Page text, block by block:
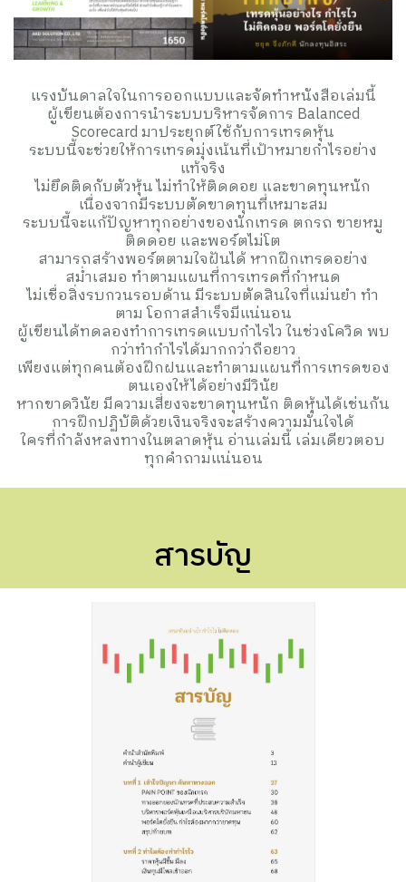
แรงบันดาลใจในการออกแบบและจัดทำหนังสือเล่มนี้
ผู้เขียนต้องการนำระบบบริหารจัดการ Balanced
Scorecard มาประยุกต์ใช้กับการเทรดหุ้น
ระบบนี้จะช่วยให้การเทรดมุ่งเน้นที่เป้าหมายกำไรอย่าง
แท้จริง
ไม่ยึดติดกับตัวหุ้น ไม่ทำให้ติดดอย และขาดทุนหนัก
เนื่องจากมีระบบตัดขาดทุนที่เหมาะสม
ระบบนี้จะแก้ปัญหาทุกอย่างของนักเทรด ตกรถ ขายหมู
ติดดอย และพอร์ตไม่โต
สามารถสร้างพอร์ตตามใจฝันได้ หากฝึกเทรดอย่าง
สม่ำเสมอ ทำตามแผนที่การเทรดที่กำหนด
ไม่เชื่อสิ่งรบกวนรอบด้าน มีระบบตัดสินใจที่แม่นยำ ทำ
ตาม โอกาสสำเร็จมีแน่นอน
ผู้เขียนได้ทดลองทำการเทรดแบบกำไรไว ในช่วงโควิด พบ
กว่าทำกำไรได้มากกว่าถือยาว
เพียงแต่ทุกคนต้องฝึกฝนและทำตามแผนที่การเทรดของ
ตนเองให้ได้อย่างมีวินัย
หากขาดวินัย มีความเสี่ยงจะขาดทุนหนัก ติดหุ้นได้เช่นกัน
การฝึกปฏิบัติด้วยเงินจริงจะสร้างความมั่นใจได้
ใครที่กำลังหลงทางในตลาดหุ้น อ่านเล่มนี้ เล่มเดียวตอบ
ทุกคำถามแน่นอน
สารบัญ